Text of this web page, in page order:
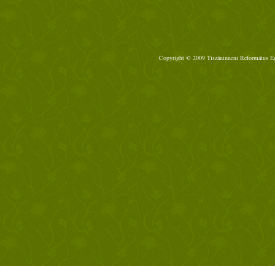
Copyright © 2009 Tiszáninneni Református